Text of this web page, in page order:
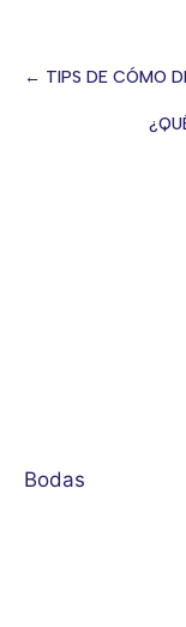
← TIPS DE CÓMO
Bodas